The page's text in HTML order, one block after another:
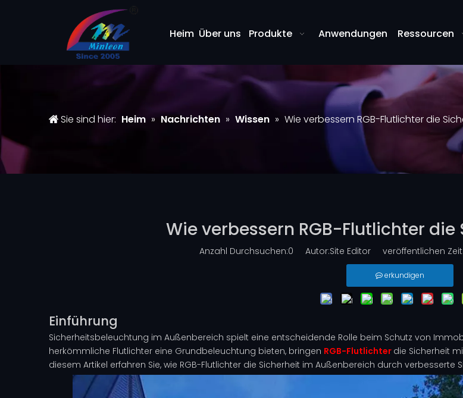
Heim Über uns Produkte Anwendungen Ressourcen
Sie sind hier: Heim » Nachrichten » Wissen » Wie verbessern RGB-Flutlichter die
Wie verbessern RGB-Flutlichter
Anzahl Durchsuchen:0 Autor:Site Editor veröffentlichen
erkundigen
Einführung
Sicherheitsbeleuchtung im Außenbereich spielt eine entscheidende Rolle beim Schutz von
herkömmliche Flutlichter eine Grundbeleuchtung bieten, bringen RGB-Flutlichter die Sicherheit
diesem Artikel erfahren Sie, wie RGB-Flutlichter die Sicherheit im Außenbereich durch